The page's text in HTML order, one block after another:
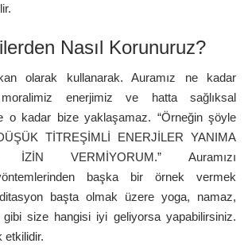
Nasıl Korunuruz?
olarak kullanarak. Auramız ne kadar
enerjimiz ve hatta sağlıksal
o kadar bize yaklaşamaz. “Örneğin şöyle
TİTREŞİMLİ ENERJİLER YANIMA
İZİN VERMİYORUM.” Auramızı
başka bir örnek vermek
başta olmak üzere yoga, namaz,
size hangisi iyi geliyorsa yapabilirsiniz.
etkilidir.